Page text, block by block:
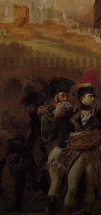
que
la
y
de la